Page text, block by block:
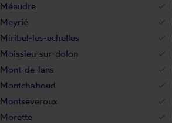
Méaudre
Meyrié
Miribel-les-echelles
Moissieu-sur-dolon
Mont-de-lans
Montchaboud
Montseveroux
Morette